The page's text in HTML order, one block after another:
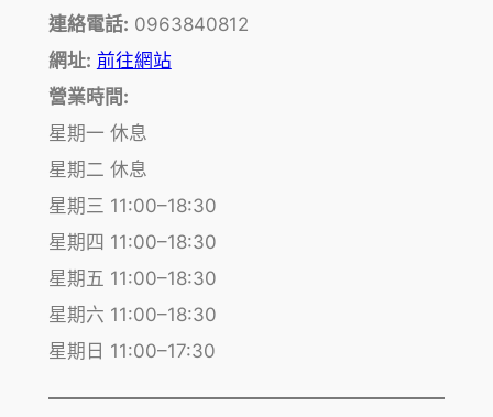
連絡電話: 0963840812
網址: 前往網站
營業時間:
星期一 休息
星期二 休息
星期三 11:00–18:30
星期四 11:00–18:30
星期五 11:00–18:30
星期六 11:00–18:30
星期日 11:00–17:30